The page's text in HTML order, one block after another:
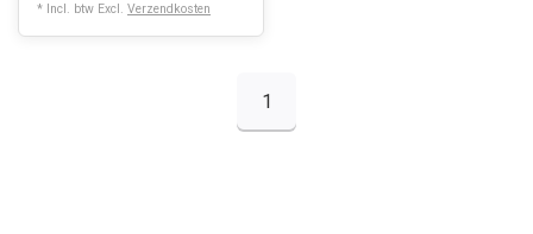
* Incl. btw Excl. Verzendkosten
1